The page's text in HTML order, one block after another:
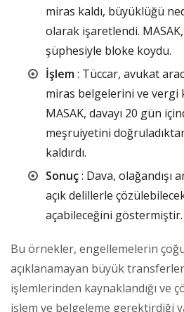
miras kaldı, büyüklüğü
olarak işaretlendi.
şüphesiyle bloke koydu.
İşlem: Tüccar, avukat
miras belgelerini ve vergi
MASAK, davayı 20 gün
meşruiyetini
kaldırdı.
Sonuç: Dava, olağandışı
açık delillerle
açabileceğini göstermiştir.
Bu örnekler, engellemelerin
açıklanamayan büyük
işlemlerinden kaynaklandığı ve
işlem ve belgeleme gerektirdiği